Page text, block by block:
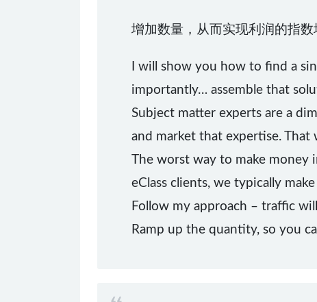
增加数量，从而实现利润的指数
I will show you how to find a
importantly… assemble that
Subject matter experts are a
and market that expertise. That
The worst way to make money
eClass clients, we typically
Follow my approach – traffic
Ramp up the quantity, so you